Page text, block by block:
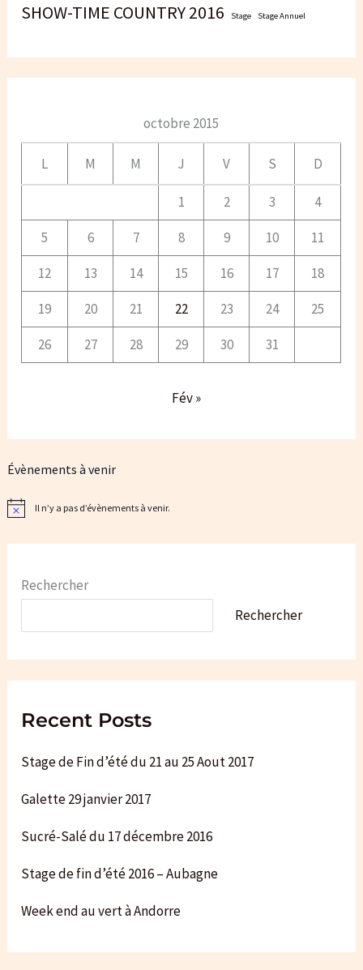
SHOW-TIME COUNTRY 2016
Stage Stage Annuel
octobre 2015
L M M J V S D
1 2 3
4
5
6 7 8 9 10
11
12
13 14 15 16 17
18
19
20 21 22 23 24
25
26
27 28 29 30 31
Fév »
Évènements à venir
N
Il n’y a pas d’évènements à venir.
Rechercher
Rechercher
Recent Posts
Stage de Fin d’été du 21 au 25 Aout 2017
Galette 29 janvier 2017
Sucré-Salé du 17 décembre 2016
Stage de fin d’été 2016 – Aubagne
Week end au vert à Andorre